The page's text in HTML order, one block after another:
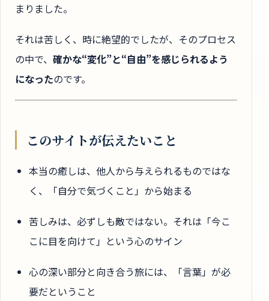
まりました。
それは苦しく、時に絶望的でしたが、そのプロセス
の中で、 確かな“変化”と“自由”を感じられるよう
になったのです。
このサイトが伝えたいこと
本当の癒しは、他人から与えられるものではな
く、「自分で気づくこと」から始まる
苦しみは、必ずしも敵ではない。それは「今こ
こに目を向けて」という心のサイン
心の深い部分と向き合う旅には、「言葉」が必
要だということ